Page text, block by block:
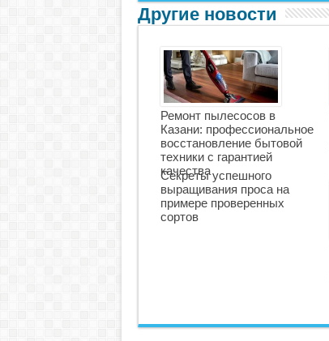
Другие новости
Ремонт пылесосов в
Казани: профессиональное
восстановление бытовой
техники с гарантией
качества
Секреты успешного
выращивания проса на
примере проверенных
сортов